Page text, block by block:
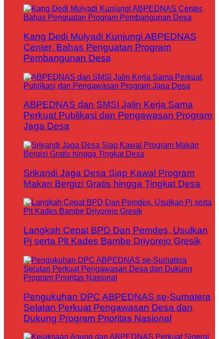
Kang Dedi Mulyadi Kunjungi ABPEDNAS
Center, Bahas Penguatan Program
Pembangunan Desa
ABPEDNAS dan SMSI Jalin Kerja Sama
Perkuat Publikasi dan Pengawasan Program
Jaga Desa
Srikandi Jaga Desa Siap Kawal Program
Makan Bergizi Gratis hingga Tingkat Desa
Langkah Cepat BPD Dan Pemdes, Usulkan
Pj serta Plt Kades Bambe Driyorejo Gresik
Pengukuhan DPC ABPEDNAS se-Sumatera
Selatan Perkuat Pengawasan Desa dan
Dukung Program Prioritas Nasional